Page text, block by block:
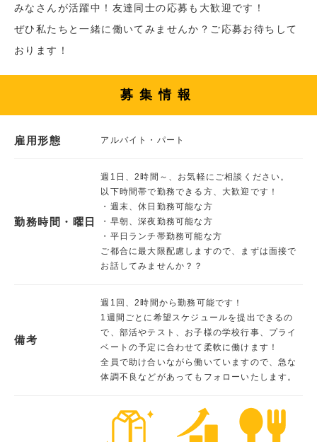
みなさんが活躍中！友達同士の応募も大歓迎です！
ぜひ私たちと一緒に働いてみませんか？ご応募お待ちして
おります！
募集情報
雇用形態 アルバイト・パート
勤務時間・曜日
週1日、2時間～、お気軽にご相談ください。
以下時間帯で勤務できる方、大歓迎です！
・週末、休日勤務可能な方
・早朝、深夜勤務可能な方
・平日ランチ帯勤務可能な方
ご都合に最大限配慮しますので、まずは面接で
お話してみませんか？？
備考
週1回、2時間から勤務可能です！
1週間ごとに希望スケジュールを提出できるの
で、部活やテスト、お子様の学校行事、プライ
ベートの予定に合わせて柔軟に働けます！
全員で助け合いながら働いていますので、急な
体調不良などがあってもフォローいたします。